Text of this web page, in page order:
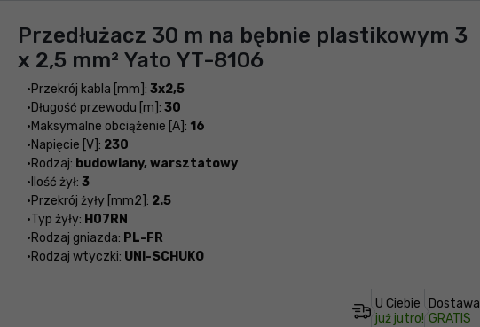
Przedłużacz 30 m na bębnie plastikowym 3
x 2,5 mm² Yato YT-8106
Przekrój kabla [mm]: 3x2,5
Długość przewodu [m]: 30
Maksymalne obciążenie [A]: 16
Napięcie [V]: 230
Rodzaj: budowlany, warsztatowy
Ilość żył: 3
Przekrój żyły [mm2]: 2.5
Typ żyły: H07RN
Rodzaj gniazda: PL-FR
Rodzaj wtyczki: UNI-SCHUKO
U Ciebie
już jutro!
Dostawa
GRATIS